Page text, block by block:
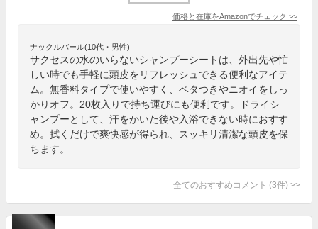
価格と在庫をAmazonでチェック >>
ナックルバール(10代・男性)
サクセスの水のいらないシャンプーシートは、外出先や忙
しい時でも手軽に頭皮をリフレッシュできる便利なアイテ
ム。無香料タイプで使いやすく、ベタつきやニオイをしっ
かりオフ。20枚入りで持ち運びにも便利です。ドライシ
ャンプーとして、汗をかいた後や入浴できない時におすす
め。拭くだけで爽快感が得られ、スッキリ清潔な頭皮を保
ちます。
全てのおすすめコメント (3件) >